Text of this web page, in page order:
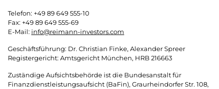
Telefon: +49 89 649 555-10
Fax: +49 89 649 555-69
E-Mail: info@reimann-investors.com
Geschäftsführung: Dr. Christian Finke, Alexander Spreer
Registergericht: Amtsgericht München, HRB 216663
Zuständige Aufsichtsbehörde ist die Bundesanstalt für
Finanzdienstleistungsaufsicht (BaFin), Graurheindorfer Str. 108,